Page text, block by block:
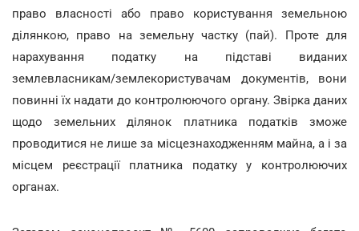
право власності або право користування земельною
ділянкою, право на земельну частку (пай). Проте для
нарахування податку на підставі виданих
землевласникам/землекористувачам документів, вони
повинні їх надати до контролюючого органу. Звірка даних
щодо земельних ділянок платника податків зможе
проводитися не лише за місцезнаходженням майна, а і за
місцем реєстрації платника податку у контролюючих
органах.